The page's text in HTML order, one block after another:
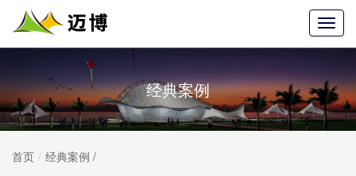
经典案例
首页 经典案例 /